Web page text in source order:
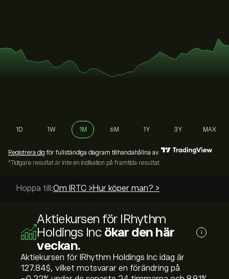
1D 1W 1M 6M 1Y 3Y MAX
Registrera dig för fullständiga diagram tillhandahållna av
*Tidigare resultat är inte en indikation på framtida resultat
Hoppa till:Om IRTC > Hur köper man? >
Aktiekursen för IRhythm
Holdings Inc ökar den här
veckan.
i
Aktiekursen för IRhythm Holdings Inc idag är
127.84‎$‎, vilket motsvarar en förändring på